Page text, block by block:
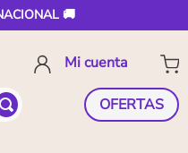
🚚
OFERTAS